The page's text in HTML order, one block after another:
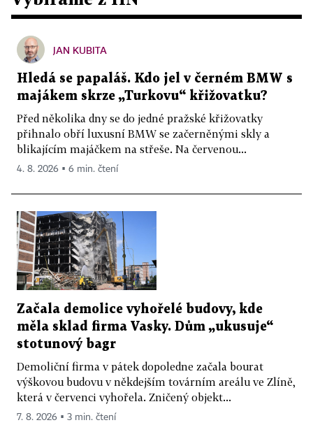
JAN KUBITA
Hledá se papaláš. Kdo jel v černém BMW s
majákem skrze „Turkovu“ křižovatku?
Před několika dny se do jedné pražské křižovatky
přihnalo obří luxusní BMW se začerněnými skly a
blikajícím majáčkem na střeše. Na červenou...
4. 8. 2026 ▪ 6 min. čtení
Začala demolice vyhořelé budovy, kde
měla sklad firma Vasky. Dům „ukusuje“
stotunový bagr
Demoliční firma v pátek dopoledne začala bourat
výškovou budovu v někdejším továrním areálu ve Zlíně,
která v červenci vyhořela. Zničený objekt...
7. 8. 2026 ▪ 3 min. čtení